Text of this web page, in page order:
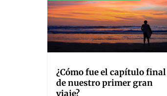
¿Cómo fue el capítulo final
de nuestro primer gran
viaje?